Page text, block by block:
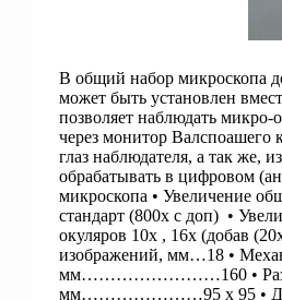
В общий набор микроскопа
может быть установлен
позволяет наблюдать микро-
через монитор Валспоашего
глаз наблюдателя, а так же,
обрабатывать в цифровом
микроскопа •
стандарт (800х с доп) •
окуляров 10х , 16х (добав
изображений, мм…18 •
мм……………………160 •
мм…………………95 х 95 •